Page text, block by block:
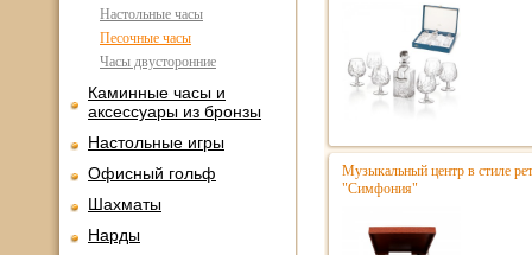
Настольные часы
Песочные часы
Часы двусторонние
Каминные часы и
аксессуары из бронзы
Настольные игры
Офисный гольф
Шахматы
Нарды
Музыкальный центр в стиле
"Симфония"